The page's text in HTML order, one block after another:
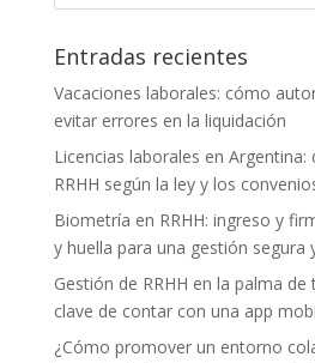
Entradas recientes
Vacaciones laborales: cómo
evitar errores en la liquidación
Licencias laborales en
RRHH según la ley y los
Biometría en RRHH: ingreso y
y huella para una gestión segura
Gestión de RRHH en la palma
clave de contar con una app
¿Cómo promover un entorno